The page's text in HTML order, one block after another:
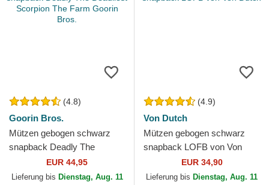
(4.8)
Goorin Bros.
Mützen gebogen schwarz
snapback Deadly The
Deadliest Scorpion The Farm
Goorin Bros.
EUR 44,95
Lieferung bis Dienstag, Aug. 11
(4.9)
Von Dutch
Mützen gebogen schwarz
snapback LOFB von Von
EUR 34,90
Lieferung bis Dienstag, Aug. 11